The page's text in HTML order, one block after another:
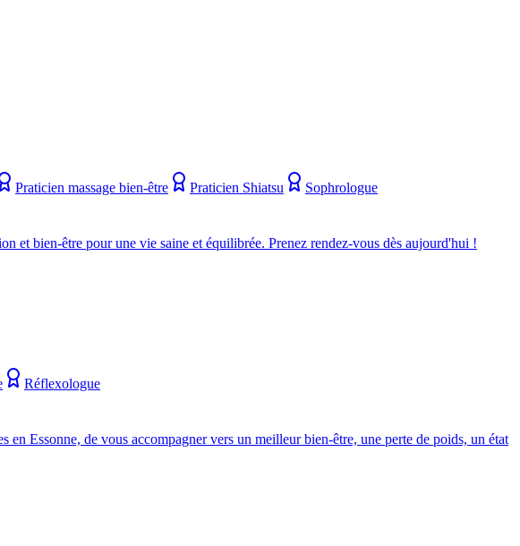
Praticien massage bien-être Praticien Shiatsu
Sophrologue
et bien-être pour une vie saine et équilibrée. Prenez rendez-vous dès aujourd'hui !
Réflexologue
en Essonne, de vous accompagner vers un meilleur bien-être, une perte de poids, un état